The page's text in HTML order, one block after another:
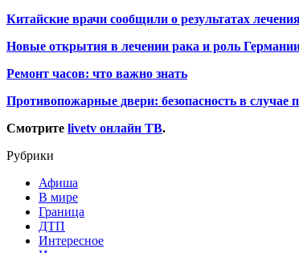
Китайские врачи сообщили о результатах
Новые открытия в лечении рака и роль
Ремонт часов: что важно знать
Противопожарные двери: безопасность в случае
Смотрите livetv онлайн ТВ.
Рубрики
Афиша
В мире
Граница
ДТП
Интересное